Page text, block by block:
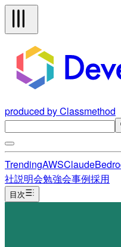
produced by Classmethod
TrendingAWSClaude
社説明会勉強会事例採用
目次